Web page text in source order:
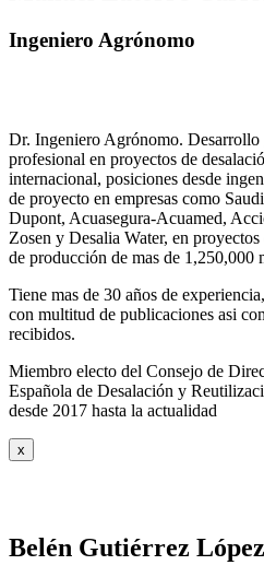
Ingeniero Agrónomo
Dr. Ingeniero Agrónomo. Desarrollo
profesional en proyectos de
internacional, posiciones desde
de proyecto en empresas como
Dupont, Acuasegura-Acuamed,
Zosen y Desalia Water, en
de producción de mas de 1,250,000
Tiene mas de 30 años de
con multitud de publicaciones asi
recibidos.
Miembro electo del Consejo de
Española de Desalación y
desde 2017 hasta la actualidad
x
Belén Gutiérrez López